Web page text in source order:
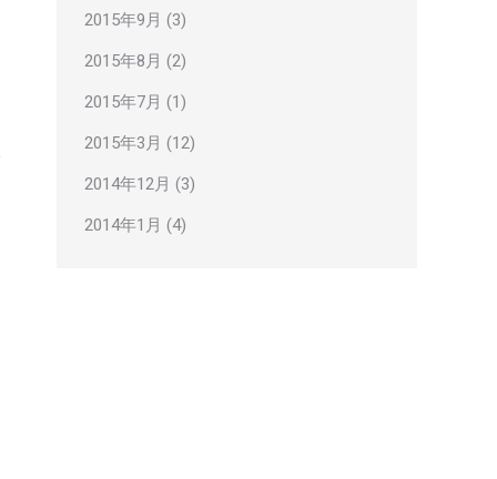
2015年9月 (3)
2015年8月 (2)
2015年7月 (1)
2015年3月 (12)
2014年12月 (3)
2014年1月 (4)